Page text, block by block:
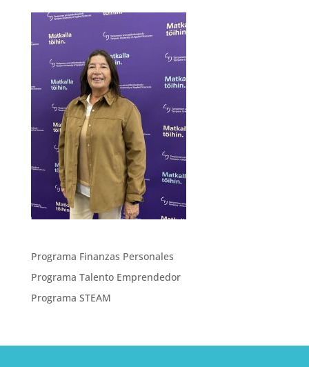
Programa Finanzas Personales
Programa Talento Emprendedor
Programa STEAM